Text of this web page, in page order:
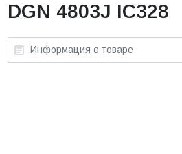
DGN 4803J IC328
Информация о товаре